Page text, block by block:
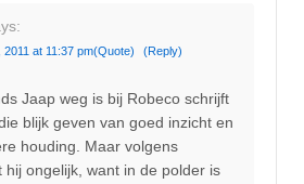
2011 at 11:37 pm(Quote) (Reply)
Jaap weg is bij Robeco schrijft
blijk geven van goed inzicht en
houding. Maar volgens
hij ongelijk, want in de polder is